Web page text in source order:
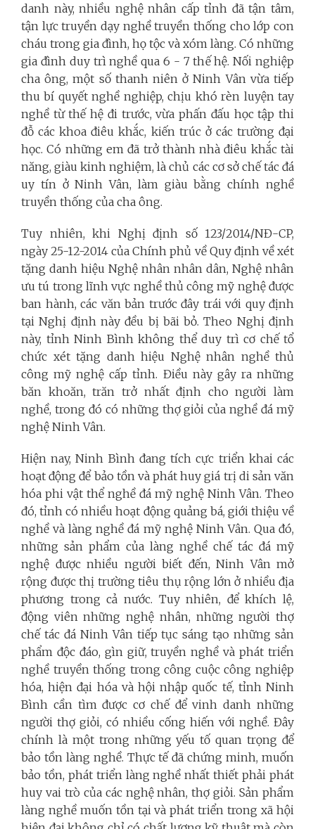
danh này, nhiều nghệ nhân cấp tỉnh đã tận tâm,
tận lực truyền dạy nghề truyền thống cho lớp con
cháu trong gia đình, họ tộc và xóm làng. Có những
gia đình duy trì nghề qua 6 - 7 thế hệ. Nối nghiệp
cha ông, một số thanh niên ở Ninh Vân vừa tiếp
thu bí quyết nghề nghiệp, chịu khó rèn luyện tay
nghề từ thế hệ đi trước, vừa phấn đấu học tập thi
đỗ các khoa điêu khắc, kiến trúc ở các trường đại
học. Có những em đã trở thành nhà điêu khắc tài
năng, giàu kinh nghiệm, là chủ các cơ sở chế tác đá
uy tín ở Ninh Vân, làm giàu bằng chính nghề
truyền thống của cha ông.
Tuy nhiên, khi Nghị định số 123/2014/NĐ-CP,
ngày 25-12-2014 của Chính phủ về Quy định về xét
tặng danh hiệu Nghệ nhân nhân dân, Nghệ nhân
ưu tú trong lĩnh vực nghề thủ công mỹ nghệ được
ban hành, các văn bản trước đây trái với quy định
tại Nghị định này đều bị bãi bỏ. Theo Nghị định
này, tỉnh Ninh Bình không thể duy trì cơ chế tổ
chức xét tặng danh hiệu Nghệ nhân nghề thủ
công mỹ nghệ cấp tỉnh. Điều này gây ra những
băn khoăn, trăn trở nhất định cho người làm
nghề, trong đó có những thợ giỏi của nghề đá mỹ
nghệ Ninh Vân.
Hiện nay, Ninh Bình đang tích cực triển khai các
hoạt động để bảo tồn và phát huy giá trị di sản văn
hóa phi vật thể nghề đá mỹ nghệ Ninh Vân. Theo
đó, tỉnh có nhiều hoạt động quảng bá, giới thiệu về
nghề và làng nghề đá mỹ nghệ Ninh Vân. Qua đó,
những sản phẩm của làng nghề chế tác đá mỹ
nghệ được nhiều người biết đến, Ninh Vân mở
rộng được thị trường tiêu thụ rộng lớn ở nhiều địa
phương trong cả nước. Tuy nhiên, để khích lệ,
động viên những nghệ nhân, những người thợ
chế tác đá Ninh Vân tiếp tục sáng tạo những sản
phẩm độc đáo, gìn giữ, truyền nghề và phát triển
nghề truyền thống trong công cuộc công nghiệp
hóa, hiện đại hóa và hội nhập quốc tế, tỉnh Ninh
Bình cần tìm được cơ chế để vinh danh những
người thợ giỏi, có nhiều cống hiến với nghề. Đây
chính là một trong những yếu tố quan trọng để
bảo tồn làng nghề. Thực tế đã chứng minh, muốn
bảo tồn, phát triển làng nghề nhất thiết phải phát
huy vai trò của các nghệ nhân, thợ giỏi. Sản phẩm
làng nghề muốn tồn tại và phát triển trong xã hội